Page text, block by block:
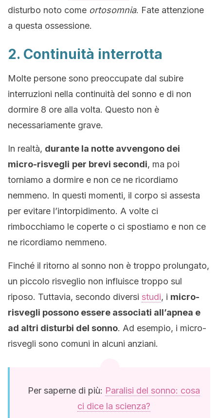
disturbo noto come ortosomnia. Fate attenzione
a questa ossessione.
2. Continuità interrotta
Molte persone sono preoccupate dal subire
interruzioni nella continuità del sonno e di non
dormire 8 ore alla volta. Questo non è
necessariamente grave.
In realtà, durante la notte avvengono dei
micro-risvegli per brevi secondi, ma poi
torniamo a dormire e non ce ne ricordiamo
nemmeno. In questi momenti, il corpo si assesta
per evitare l’intorpidimento. A volte ci
rimbocchiamo le coperte o ci spostiamo e non ce
ne ricordiamo nemmeno.
Finché il ritorno al sonno non è troppo prolungato,
un piccolo risveglio non influisce troppo sul
riposo. Tuttavia, secondo diversi studi, i micro-
risvegli possono essere associati all’apnea e
ad altri disturbi del sonno. Ad esempio, i micro-
risvegli sono comuni in alcuni anziani.
Per saperne di più: Paralisi del sonno: cosa
ci dice la scienza?